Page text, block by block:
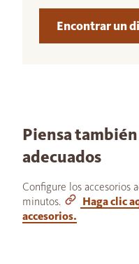
Encontrar un
Piensa
adecuados
Configure los accesorios
minutos.
Haga clic
accesorios.